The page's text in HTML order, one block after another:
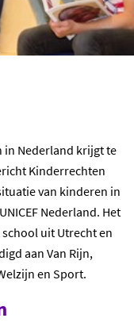
in Nederland krijgt te
Kinderrechten
van kinderen in
Nederland. Het
uit Utrecht en
aan Van Rijn,
en Sport.